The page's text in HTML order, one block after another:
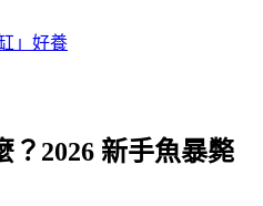
」好養
？2026 新手魚暴斃